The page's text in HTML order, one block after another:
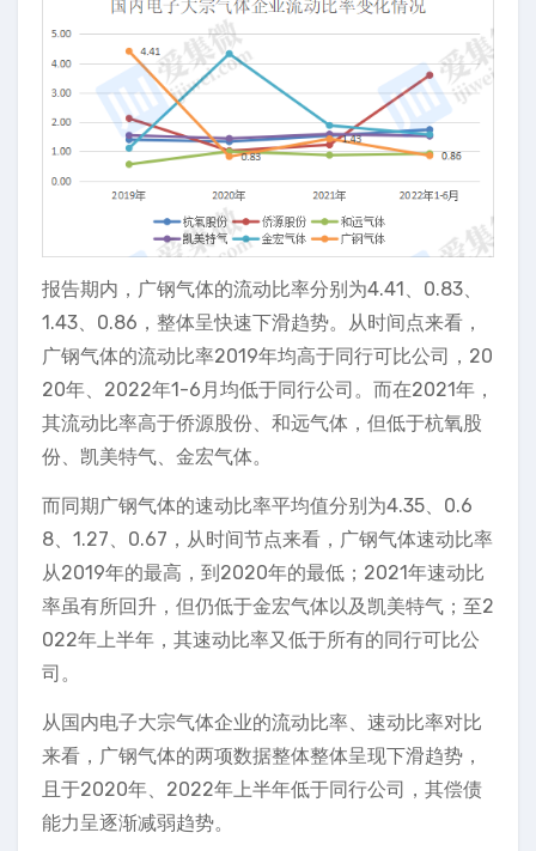
报告期内，广钢气体的流动比率分别为4.41、0.83、
1.43、0.86，整体呈快速下滑趋势。从时间点来看，
广钢气体的流动比率2019年均高于同行可比公司，20
20年、2022年1-6月均低于同行公司。而在2021年，
其流动比率高于侨源股份、和远气体，但低于杭氧股
份、凯美特气、金宏气体。
而同期广钢气体的速动比率平均值分别为4.35、0.6
8、1.27、0.67，从时间节点来看，广钢气体速动比率
从2019年的最高，到2020年的最低；2021年速动比
率虽有所回升，但仍低于金宏气体以及凯美特气；至2
022年上半年，其速动比率又低于所有的同行可比公
司。
从国内电子大宗气体企业的流动比率、速动比率对比
来看，广钢气体的两项数据整体整体呈现下滑趋势，
且于2020年、2022年上半年低于同行公司，其偿债
能力呈逐渐减弱趋势。